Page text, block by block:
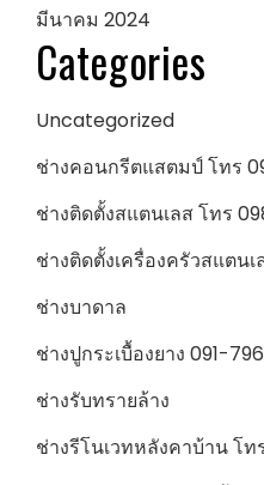
มีนาคม 2024
Categories
Uncategorized
ช่างคอนกรีตแสตมป์ โทร
ช่างติดตั้งสแตนเลส โทร
ช่างติดตั้งเครื่องครัวสแตนเ
ช่างบาดาล
ช่างปูกระเบื้องยาง 091-
ช่างรับทรายล้าง
ช่างรีโนเวทหลังคาบ้าน โ